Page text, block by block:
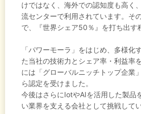
けではなく、海外での認知度も高く
流センターで利用されています。そ
で、『世界シェア50％』を打ち出す
「パワーモーラ」をはじめ、多様化
た当社の技術力とシェア率・利益率
には「グローバルニッチトップ企業
ら認定を受けました。
今後はさらにIotやAIを活用した製品
い業界を支える会社として挑戦して